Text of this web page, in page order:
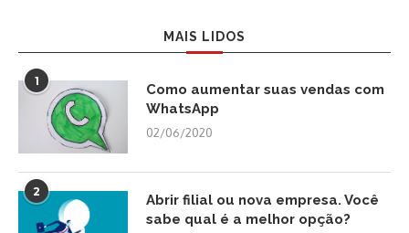
MAIS LIDOS
1
Como aumentar suas vendas com
WhatsApp
02/06/2020
2
Abrir filial ou nova empresa. Você
sabe qual é a melhor opção?